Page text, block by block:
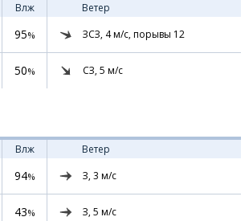
Влж
Ветер
95% ЗСЗ, 4м/с, порывы 12
50% СЗ, 5 м/с
Влж
Ветер
94% З, 3 м/с
43% З, 5 м/с